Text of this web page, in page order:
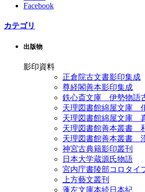
Facebook
カテゴリ
出版物
影印資料
正倉院古文書影印集成
尊経閣善本影印集成
鉄心斎文庫 伊勢物語
天理図書館綿屋文庫
天理図書館綿屋文庫
天理図書館善本叢書
天理図書館善本叢書
神宮古典籍影印叢刊
日本大学蔵源氏物語
宮内庁書陵部コロタイ
上方藝文叢刊
蓬左文庫本続日本紀